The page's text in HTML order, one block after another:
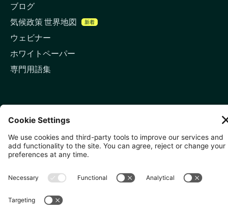
ブログ
気候政策 世界地図
新着
ウェビナー
ホワイトペーパー
専門用語集
お問い合わせ
LinkedInメールアドレス
WC1V 6DF
10 Anson Rd, #05-01,
079903
〒107-0052 東京都港区赤坂5